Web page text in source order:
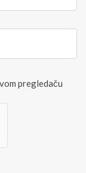
pregledaču